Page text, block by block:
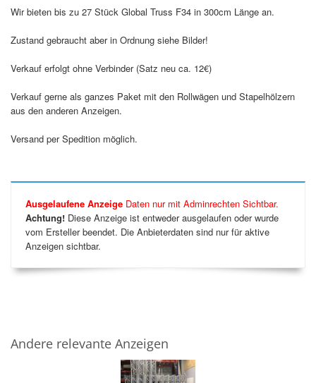
Wir bieten bis zu 27 Stück Global Truss F34 in 300cm Länge an.
Zustand gebraucht aber in Ordnung siehe Bilder!
Verkauf erfolgt ohne Verbinder (Satz neu ca. 12€)
Verkauf gerne als ganzes Paket mit den Rollwägen und Stapelhölzern
aus den anderen Anzeigen.
Versand per Spedition möglich.
Ausgelaufene Anzeige Daten nur mit Adminrechten Sichtbar.
Achtung! Diese Anzeige ist entweder ausgelaufen oder wurde
vom Ersteller beendet. Die Anbieterdaten sind nur für aktive
Anzeigen sichtbar.
Andere relevante Anzeigen